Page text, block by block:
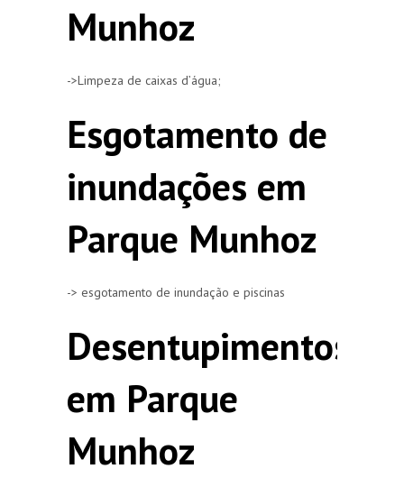
Munhoz
->Limpeza de caixas d’água;
Esgotamento de
inundações em
Parque Munhoz
-> esgotamento de inundação e piscinas
Desentupimentos
em Parque
Munhoz